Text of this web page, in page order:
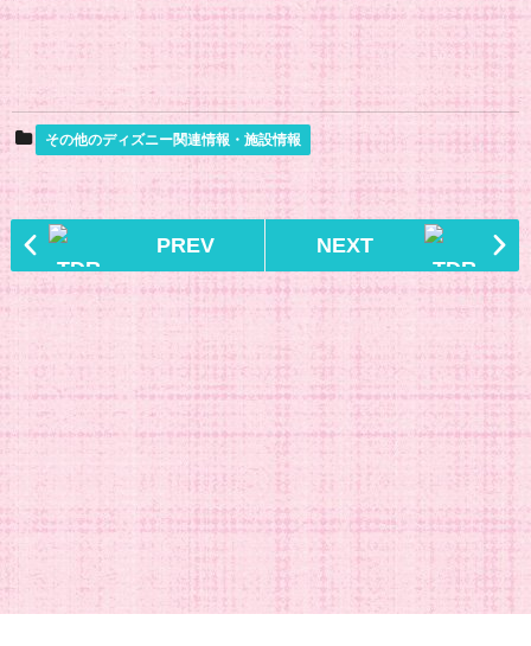
その他のディズニー関連情報・施設情報
PREV NEXT